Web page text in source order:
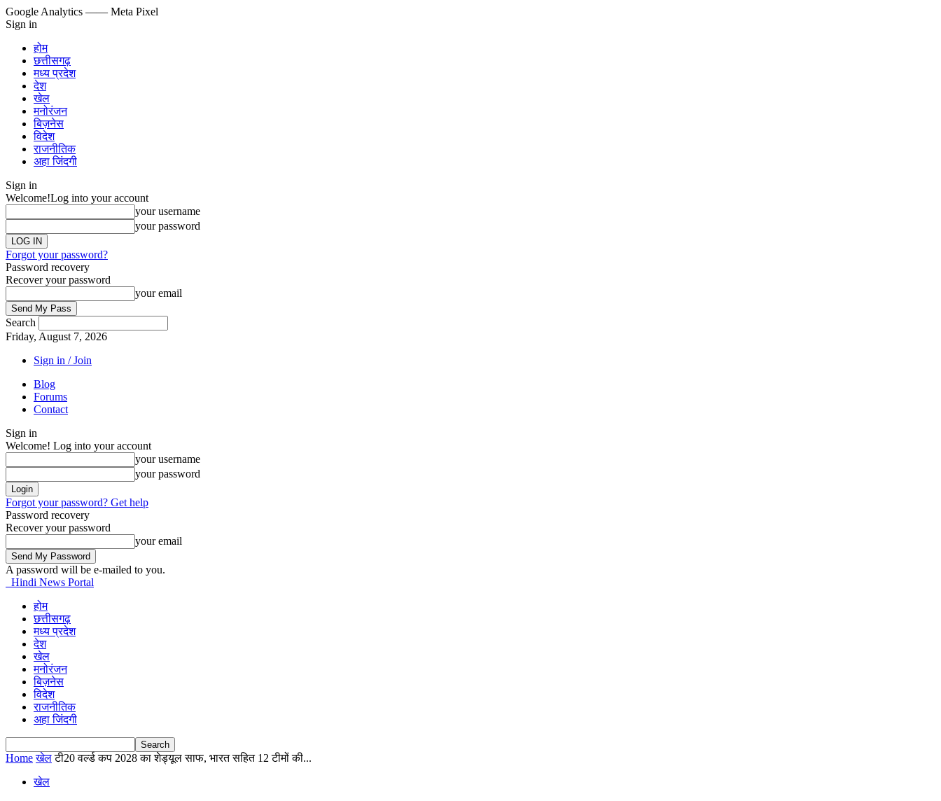
Google Analytics —— Meta Pixel
Sign in
होम
छत्तीसगढ़
मध्य प्रदेश
देश
खेल
मनोरंजन
बिज़नेस
विदेश
राजनीतिक
अहा जिंदगी
Sign in
Welcome!Log into your account
your username
your password
Forgot your password?
Password recovery
Recover your password
your email
Search
Friday, August 7, 2026
Sign in / Join
Blog
Forums
Contact
Sign in
Welcome! Log into your account
your username
your password
Forgot your password? Get help
Password recovery
Recover your password
your email
A password will be e-mailed to you.
Hindi News Portal
होम
छत्तीसगढ़
मध्य प्रदेश
देश
खेल
मनोरंजन
बिज़नेस
विदेश
राजनीतिक
अहा जिंदगी
Home खेल टी20 वर्ल्ड कप 2028 का शेड्यूल साफ, भारत सहित 12 टीमों की...
खेल